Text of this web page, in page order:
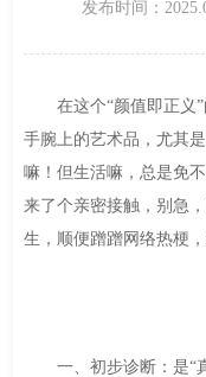
发布时间：
在这个“颜值即正义”
手腕上的艺术品，尤其
嘛！但生活嘛，总是免
来了个亲密接触，别急
生，顺便蹭蹭网络热梗
一、初步诊断：是“真